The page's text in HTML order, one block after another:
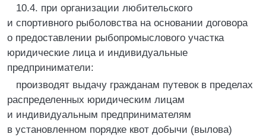
10.4. при организации любительского
и спортивного рыболовства на основании договора
о предоставлении рыбопромыслового участка
юридические лица и индивидуальные
предприниматели:
производят выдачу гражданам путевок в пределах
распределенных юридическим лицам
и индивидуальным предпринимателям
в установленном порядке квот добычи (вылова)